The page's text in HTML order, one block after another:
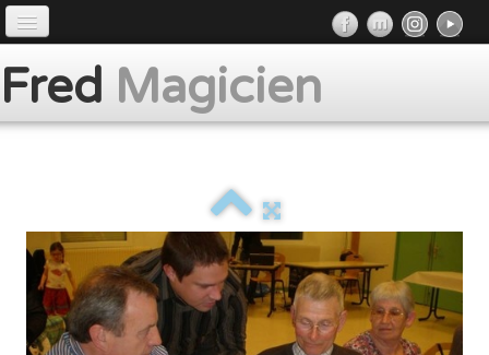
Préface
Presse
Contact
Fred Magicien